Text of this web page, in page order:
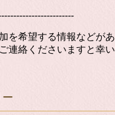
を希望する情報などが
連絡くださいますと幸い
ー